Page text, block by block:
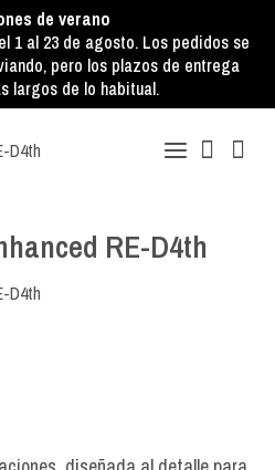
de verano
1 al 23 de agosto. Los pedidos se
pero los plazos de entrega
largos de lo habitual.
RE-D4th